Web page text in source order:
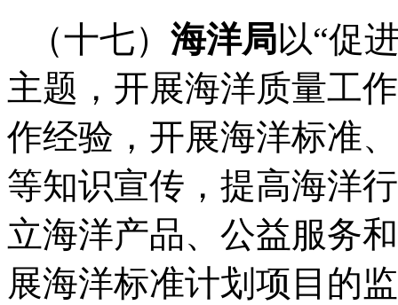
（十七） 海洋局以“促
主题，开展海洋质量工
作经验，开展海洋标准
等知识宣传，提高海洋
立海洋产品、公益服务
展海洋标准计划项目的